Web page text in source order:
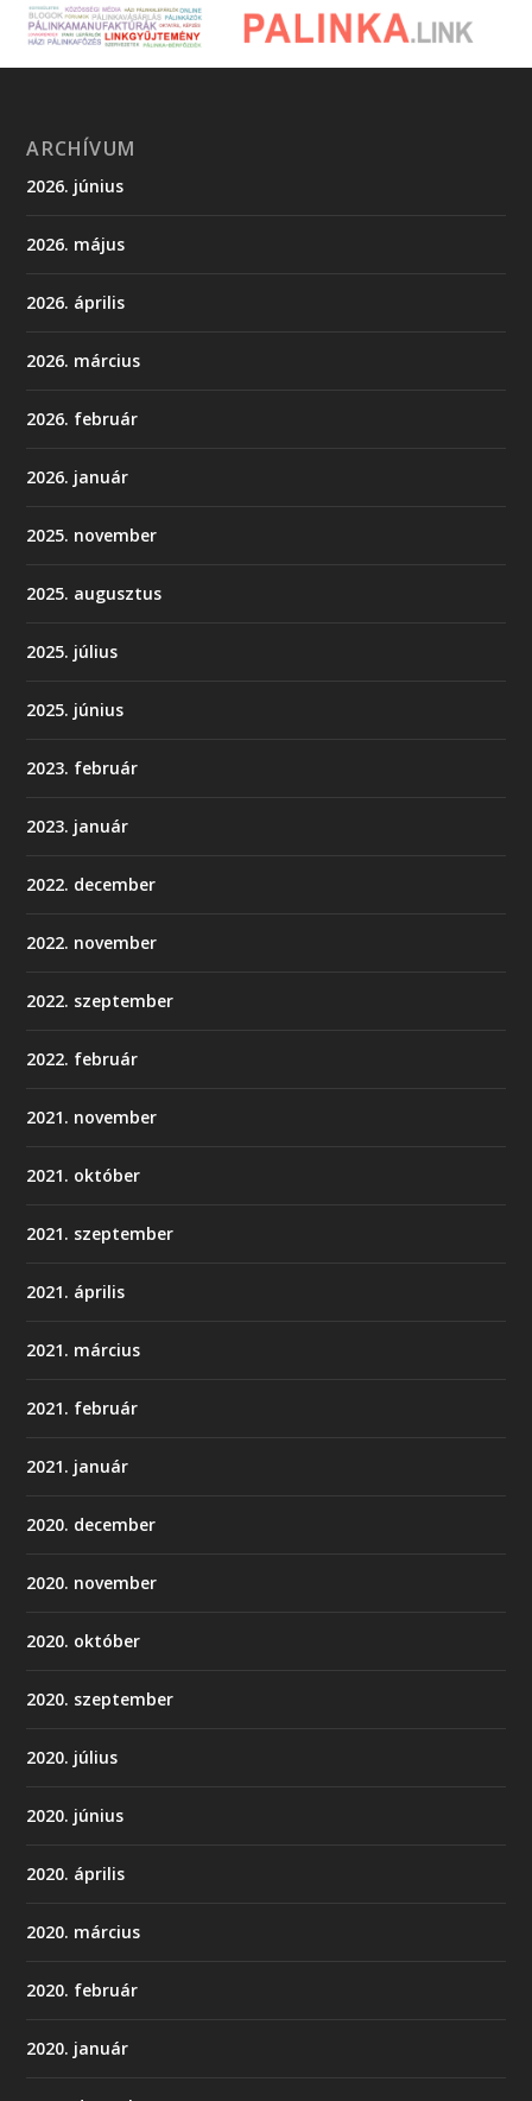
ARCHÍVUM
2026. június
2026. május
2026. április
2026. március
2026. február
2026. január
2025. november
2025. augusztus
2025. július
2025. június
2023. február
2023. január
2022. december
2022. november
2022. szeptember
2022. február
2021. november
2021. október
2021. szeptember
2021. április
2021. március
2021. február
2021. január
2020. december
2020. november
2020. október
2020. szeptember
2020. július
2020. június
2020. április
2020. március
2020. február
2020. január